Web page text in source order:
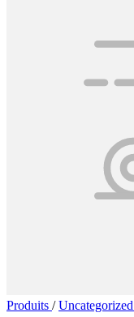
Produits / Uncategorized